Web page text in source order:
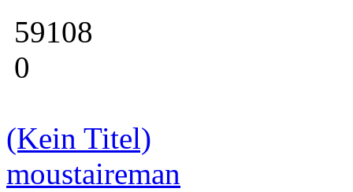
59108
0
(Kein Titel)
moustaireman